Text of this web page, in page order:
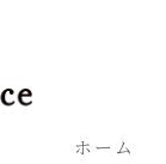
ホーム